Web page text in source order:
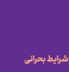
بحرانی